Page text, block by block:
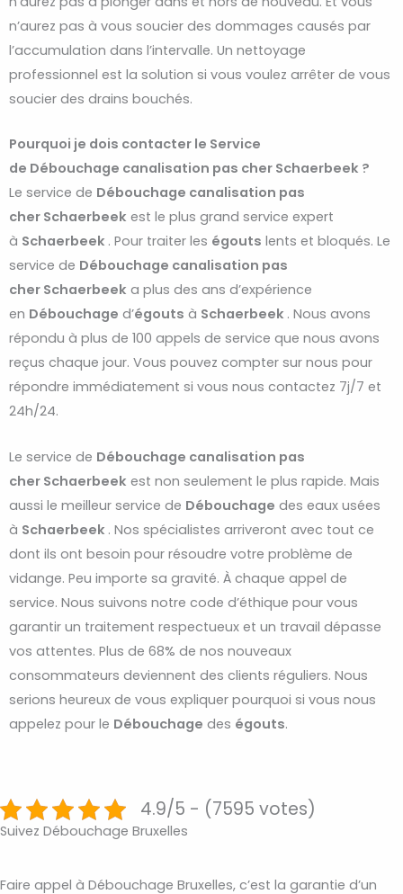
n’aurez pas à vous soucier des dommages causés par
l’accumulation dans l’intervalle. Un nettoyage
professionnel est la solution si vous voulez arrêter de vous
soucier des drains bouchés.
Pourquoi je dois contacter le Service
de Débouchage canalisation pas cher Schaerbeek ?
Le service de Débouchage canalisation pas
cher Schaerbeek est le plus grand service expert
à Schaerbeek . Pour traiter les égouts lents et bloqués. Le
service de Débouchage canalisation pas
cher Schaerbeek a plus des ans d’expérience
en Débouchage d’égouts à Schaerbeek . Nous avons
répondu à plus de 100 appels de service que nous avons
reçus chaque jour. Vous pouvez compter sur nous pour
répondre immédiatement si vous nous contactez 7j/7 et
24h/24.
Le service de Débouchage canalisation pas
cher Schaerbeek est non seulement le plus rapide. Mais
aussi le meilleur service de Débouchage des eaux usées
à Schaerbeek . Nos spécialistes arriveront avec tout ce
dont ils ont besoin pour résoudre votre problème de
vidange. Peu importe sa gravité. À chaque appel de
service. Nous suivons notre code d’éthique pour vous
garantir un traitement respectueux et un travail dépasse
vos attentes. Plus de 68% de nos nouveaux
consommateurs deviennent des clients réguliers. Nous
serions heureux de vous expliquer pourquoi si vous nous
appelez pour le Débouchage des égouts.
4.9/5 - (7595 votes)
Suivez Débouchage Bruxelles
Faire appel à Débouchage Bruxelles, c’est la garantie d’un